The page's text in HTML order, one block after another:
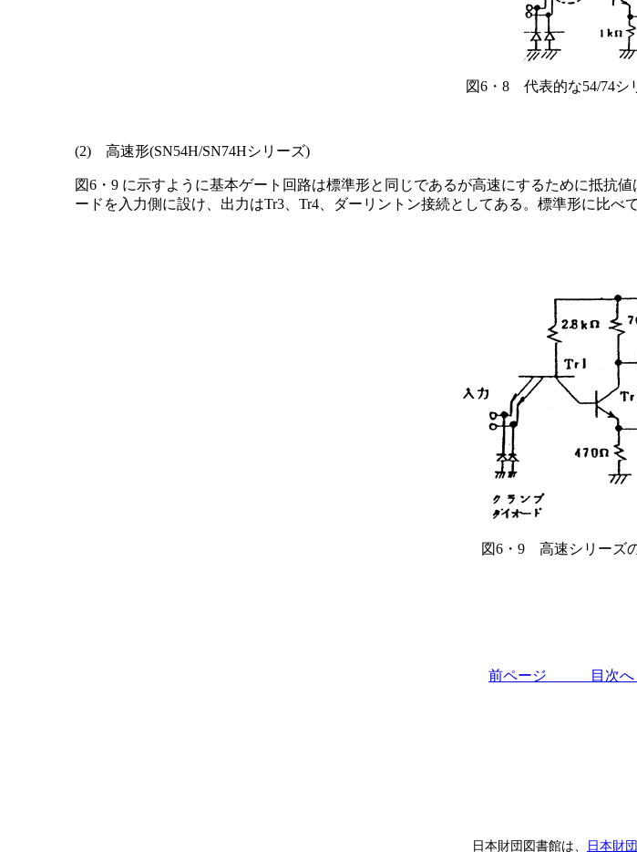
図6・8 代表的な54/74シ
(2) 高速形(SN54H/SN74Hシリーズ)
図6・9 に示すように基本ゲート回路は標準形と同じであるが高速にするために抵抗
ードを入力側に設け、出力はTr3、Tr4、ダーリントン接続としてある。標準形に比べ
図6・9 高速シリーズ
前ページ 目
日本財団図書館は、 日本財団